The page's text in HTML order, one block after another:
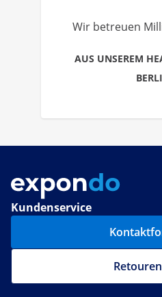
Wir betreuen
AUS UNSEREM
Kundenservice